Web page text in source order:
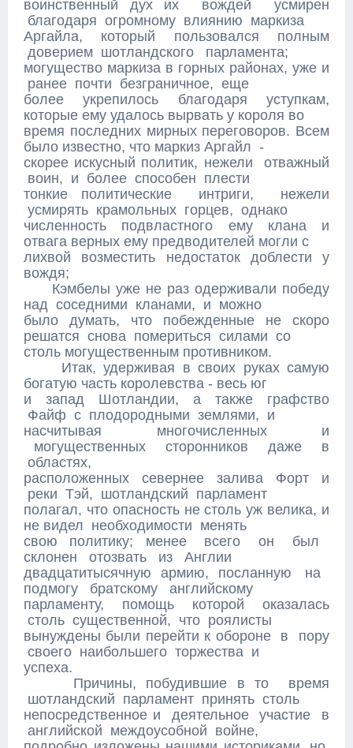
воинственный дух их вождей усмирен
благодаря огромному влиянию маркиза
Аргайла, который пользовался полным
доверием шотландского парламента;
могущество маркиза в горных районах, уже и
ранее почти безграничное, еще
более укрепилось благодаря уступкам,
которые ему удалось вырвать у короля во
время последних мирных переговоров. Всем
было известно, что маркиз Аргайл -
скорее искусный политик, нежели отважный
воин, и более способен плести
тонкие политические интриги, нежели
усмирять крамольных горцев, однако
численность подвластного ему клана и
отвага верных ему предводителей могли с
лихвой возместить недостаток доблести у
вождя;
Кэмбелы уже не раз одерживали победу
над соседними кланами, и можно
было думать, что побежденные не скоро
решатся снова помериться силами со
столь могущественным противником.
Итак, удерживая в своих руках самую
богатую часть королевства - весь юг
и запад Шотландии, а также графство
Файф с плодородными землями, и
насчитывая многочисленных и
могущественных сторонников даже в
областях,
расположенных севернее залива Форт и
реки Тэй, шотландский парламент
полагал, что опасность не столь уж велика, и
не видел необходимости менять
свою политику; менее всего он был
склонен отозвать из Англии
двадцатитысячную армию, посланную на
подмогу братскому английскому
парламенту, помощь которой оказалась
столь существенной, что роялисты
вынуждены были перейти к обороне в пору
своего наибольшего торжества и
успеха.
Причины, побудившие в то время
шотландский парламент принять столь
непосредственное и деятельное участие в
английской междоусобной войне,